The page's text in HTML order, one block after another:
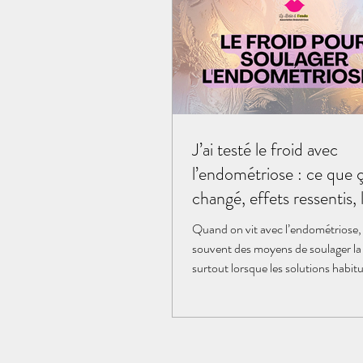
J’ai testé le froid avec
l’endométriose : ce que
changé, effets ressentis,
précautions avant
Quand on vit avec l’endométriose,
souvent des moyens de soulager
surtout lorsque les solutions